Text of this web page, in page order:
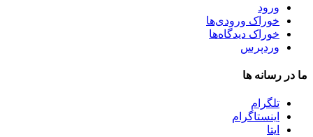
ورود
خوراک ورودی‌ها
خوراک دیدگاه‌ها
وردپرس
ما در رسانه ها
تلگرام
اینستاگرام
ایتا